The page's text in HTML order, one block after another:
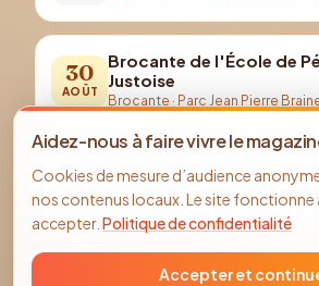
30
AOÛT
Brocante de l'École de
Justoise
Brocante · Parc Jean Pierre
6 Brocante de Vignemont
Brocante Place de la mairie de
Aidez-nous à faire vivre le
Cookies de mesure d’audience
nos contenus locaux. Le site fonctionne
accepter. Politique de confidentialité
Accepter et